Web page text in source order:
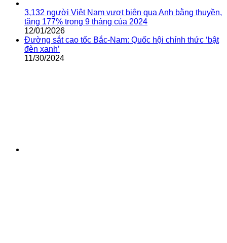
3,132 người Việt Nam vượt biên qua Anh bằng thuyền,
tăng 177% trong 9 tháng của 2024
12/01/2026
Đường sắt cao tốc Bắc-Nam: Quốc hội chính thức ‘bật
đèn xanh’
11/30/2024